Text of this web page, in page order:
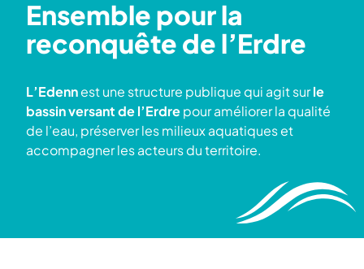
Ensemble pour la
reconquête de l’Erdre
L’Edennest une structure publique qui agit surle
bassin versant de l’Erdrepour améliorer la qualité
de l’eau, préserver les milieux aquatiques et
accompagner les acteurs du territoire.